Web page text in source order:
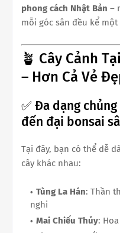
phong cách Nhật Bản –
mỗi góc sân đều kể một
🪴 Cây Cảnh
– Hơn Cả Vẻ
✅ Đa dạng
đến đại bonsai
Tại đây, bạn có thể dễ
cây khác nhau:
Tùng La Hán: Thần
nghi
Mai Chiếu Thủy: